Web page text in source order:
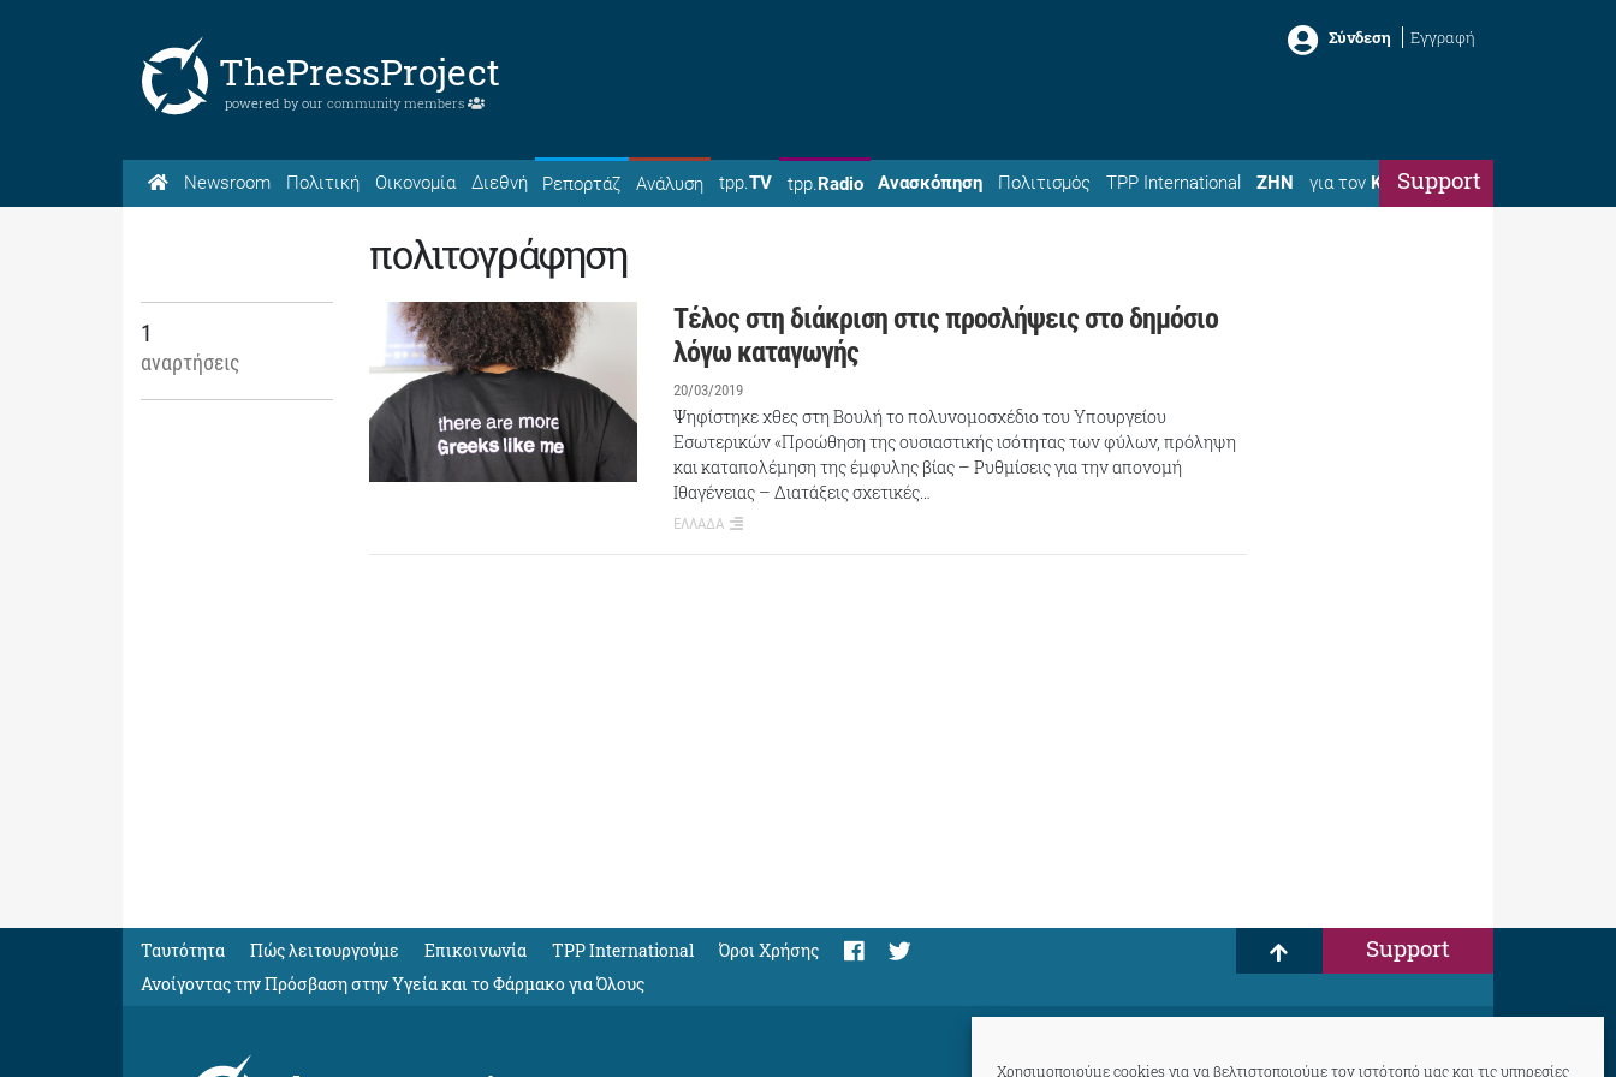
Χρησιμοποιούμε cookies για να βελτιστοποιούμε τον ιστότοπό μας και τις υπηρεσίες
ThePressProject
powered by our community members
Σύνδεση Εγγραφή
Newsroom Πολιτική Οικονομία Διεθνή Ρεπορτάζ Ανάλυση tpp.TV tpp.Radio Ανασκόπηση Πολιτισμός TPP International ΖΗΝ για τον ΚώσταSupport
πολιτογράφηση
1
αναρτήσεις
Τέλος στη διάκριση στις προσλήψεις στο δημόσιο
λόγω καταγωγής
20/03/2019
Ψηφίστηκε χθες στη Βουλή το πολυνομοσχέδιο του Υπουργείου
Εσωτερικών «Προώθηση της ουσιαστικής ισότητας των φύλων, πρόληψη
και καταπολέμηση της έμφυλης βίας – Ρυθμίσεις για την απονομή
Ιθαγένειας – Διατάξεις σχετικές…
ΕΛΛΑΔΑ
Ταυτότητα Πώς λειτουργούμε Eπικοινωνία TPP International
Όροι Χρήσης
Ανοίγοντας την Πρόσβαση στην Υγεία και το Φάρμακο για Όλους
Support